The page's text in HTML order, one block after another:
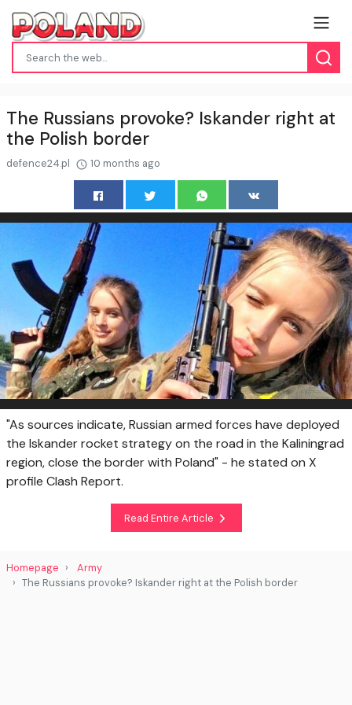
The Russians provoke? Iskander right at
the Polish border
defence24.pl 10 months ago
"As sources indicate, Russian armed forces have deployed
the Iskander rocket strategy on the road in the Kaliningrad
region, close the border with Poland" - he stated on X
profile Clash Report.
Read Entire Article
Homepage
Army
The Russians provoke? Iskander right at the Polish border